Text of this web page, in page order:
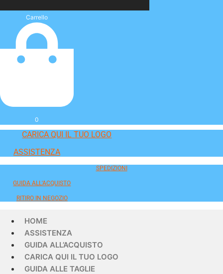
Carrello
0
CARICA QUI IL TUO LOGO
ASSISTENZA
SPEDIZIONI
GUIDA ALL'ACQUISTO
RITIRO IN NEGOZIO
HOME
ASSISTENZA
GUIDA ALL’ACQUISTO
CARICA QUI IL TUO LOGO
GUIDA ALLE TAGLIE